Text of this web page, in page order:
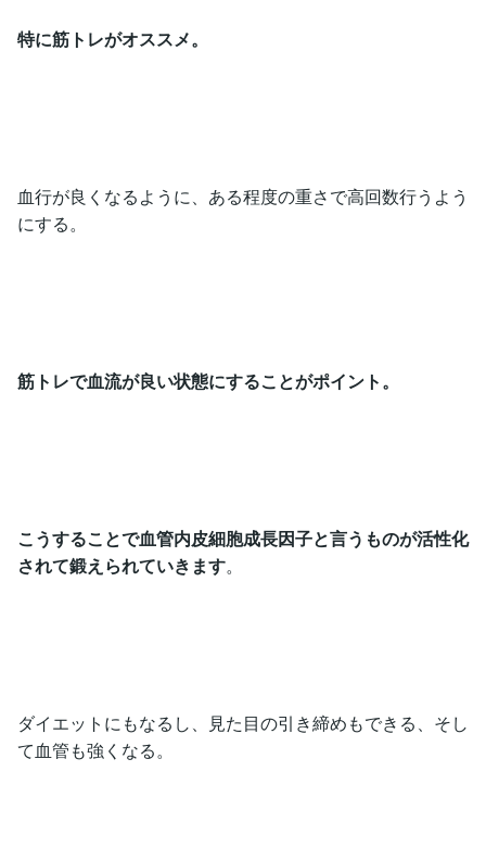
特に筋トレがオススメ。
血行が良くなるように、ある程度の重さで高回数行うよう
にする。
筋トレで血流が良い状態にすることがポイント。
こうすることで血管内皮細胞成長因子と言うものが活性化
されて鍛えられていきます。
ダイエットにもなるし、見た目の引き締めもできる、そし
て血管も強くなる。